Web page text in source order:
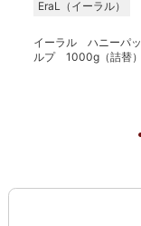
EraL（イーラル）
イーラル ハニーパ
ルプ 1000g（詰替